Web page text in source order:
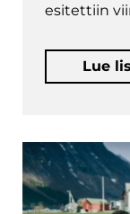
esitettiin
Lue